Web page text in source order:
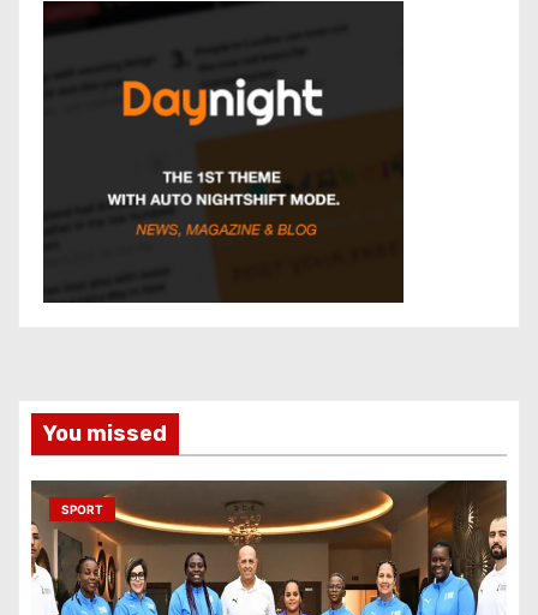
You missed
SPORT